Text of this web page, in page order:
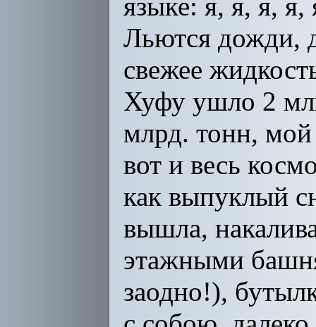
языке: я, я, я,
Льются дожди,
свежее
Хуфу ушло 2
млрд. тонн, мой
вот и весь
как выпуклый
вышла,
этажными
заодно!),